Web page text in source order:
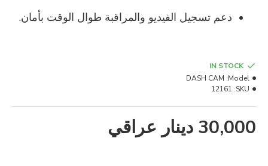
دعم تسجيل الفيديو والمراقبة طوال الوقت بأمان.
30,000 دينار عراقي
IN STOCK
Model:
DASH CAM
SKU:
12161